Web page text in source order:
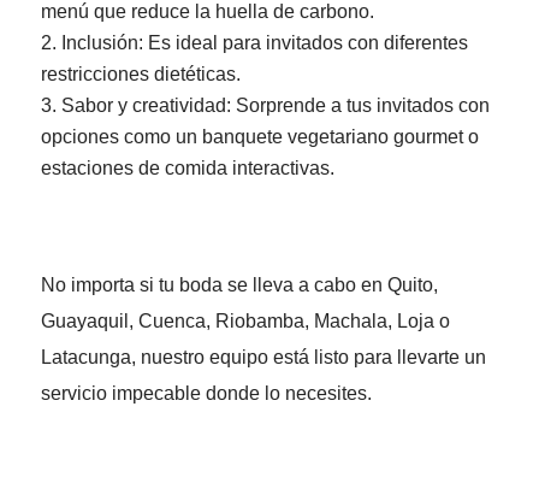
menú que reduce la huella de carbono.
Inclusión: Es ideal para invitados con diferentes
restricciones dietéticas.
Sabor y creatividad: Sorprende a tus invitados con
opciones como un banquete vegetariano gourmet o
estaciones de comida interactivas.
No importa si tu boda se lleva a cabo en Quito,
Guayaquil, Cuenca, Riobamba, Machala, Loja o
Latacunga, nuestro equipo está listo para llevarte un
servicio impecable donde lo necesites.